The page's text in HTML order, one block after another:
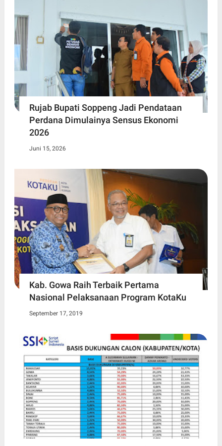
Rujab Bupati Soppeng Jadi Pendataan
Perdana Dimulainya Sensus Ekonomi
2026
Juni 15, 2026
Kab. Gowa Raih Terbaik Pertama
Nasional Pelaksanaan Program KotaKu
September 17, 2019